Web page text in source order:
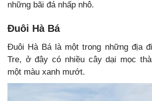
những bãi đá nhấp nhô.
Đuôi Hà Bá
Đuôi Hà Bá là một trong những địa
Tre, ở đây có nhiều cây dại mọc
một màu xanh mướt.